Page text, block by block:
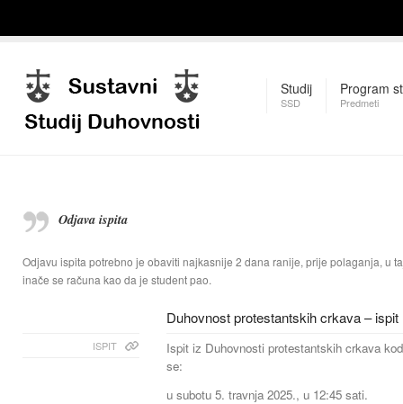
Studij
SSD
Program
Predmeti
Odjava ispita
Odjavu ispita potrebno je obaviti najkasnije 2 dana ranije, prije polaganja, u
inače se računa kao da je student pao.
Duhovnost protestantskih crkava – ispit
ISPIT
Ispit iz Duhovnosti protestantskih crkava
se:
u subotu 5. travnja 2025., u 12:45 sati.